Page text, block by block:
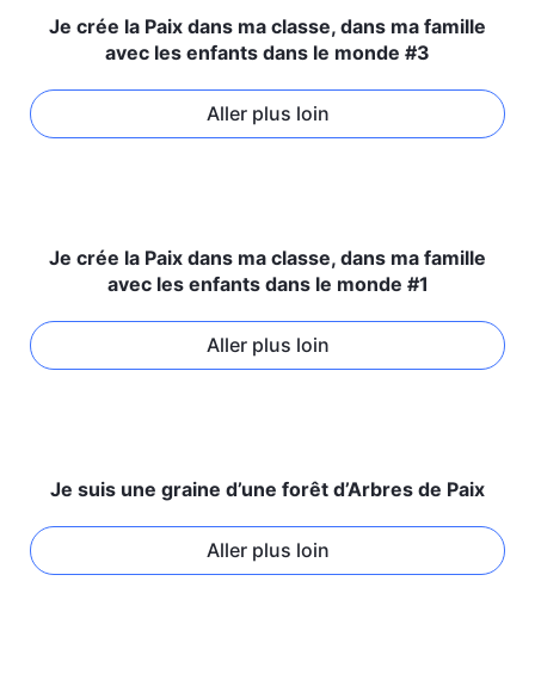
Je crée la Paix dans ma classe, dans ma famille
avec les enfants dans le monde #3
Aller plus loin
Je crée la Paix dans ma classe, dans ma famille
avec les enfants dans le monde #1
Aller plus loin
Je suis une graine d’une forêt d’Arbres de Paix
Aller plus loin